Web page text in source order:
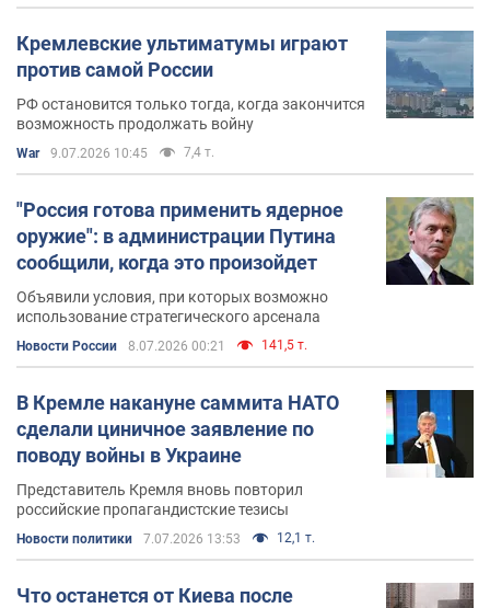
Кремлевские ультиматумы играют
против самой России
РФ остановится только тогда, когда закончится
возможность продолжать войну
War 9.07.2026 10:45 7,4 т.
"Россия готова применить ядерное
оружие": в администрации Путина
сообщили, когда это произойдет
Объявили условия, при которых возможно
использование стратегического арсенала
Новости России 8.07.2026 00:21 141,5 т.
В Кремле накануне саммита НАТО
сделали циничное заявление по
поводу войны в Украине
Представитель Кремля вновь повторил
российские пропагандистские тезисы
Новости политики 7.07.2026 13:53 12,1 т.
Что останется от Киева после